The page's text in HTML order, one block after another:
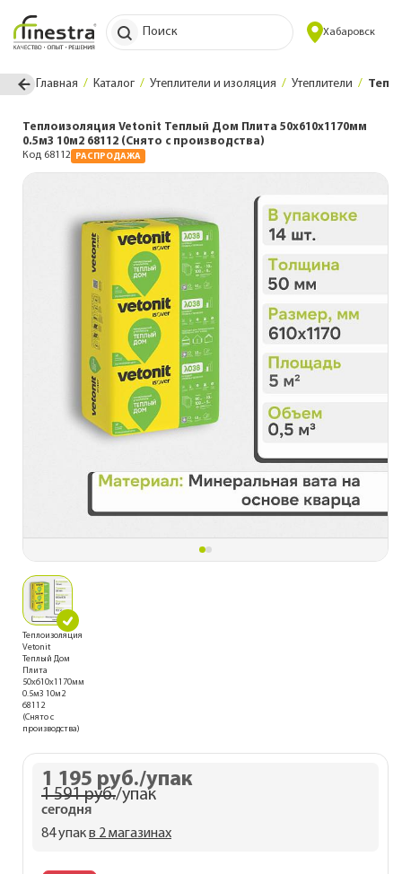
Поиск Хабаровск
Главная Каталог Утеплители и изоляция Утеплители
Теплоизоляция Vetonit Теплый Дом Плита 50х610х1170мм
0.5м3 10м2 68112 (Снято с производства)
Код 68112 РАСПРОДАЖА
Теплоизоляция
Vetonit
Теплый Дом
Плита
50х610х1170мм
0.5м3 10м2
68112
(Снято с
производства)
1 195 руб./упак
1 591 руб./упак
сегодня
84 упакв 2 магазинах